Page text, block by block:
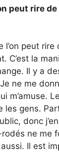
peut rire
l’on peut
C’est la
Il y a
ne me
m’amuse.
les gens.
donc
ne me
aussi. Il est